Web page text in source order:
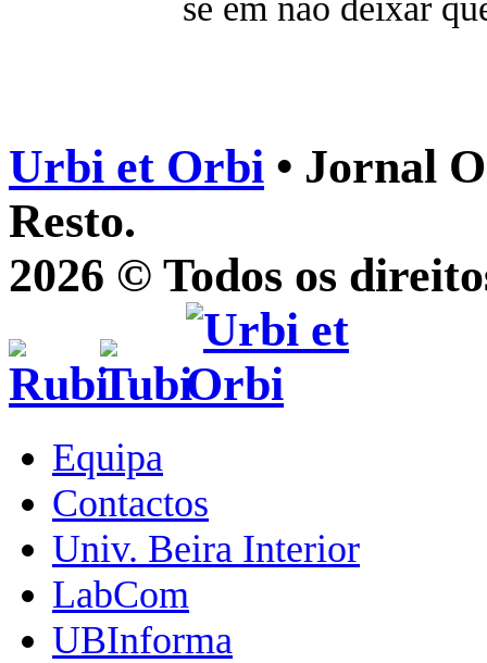
se em não deixar
Urbi et Orbi • Jornal
Resto.
2026 © Todos os
Equipa
Contactos
Univ. Beira Interior
LabCom
UBInforma